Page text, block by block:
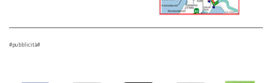
#pubblicità#